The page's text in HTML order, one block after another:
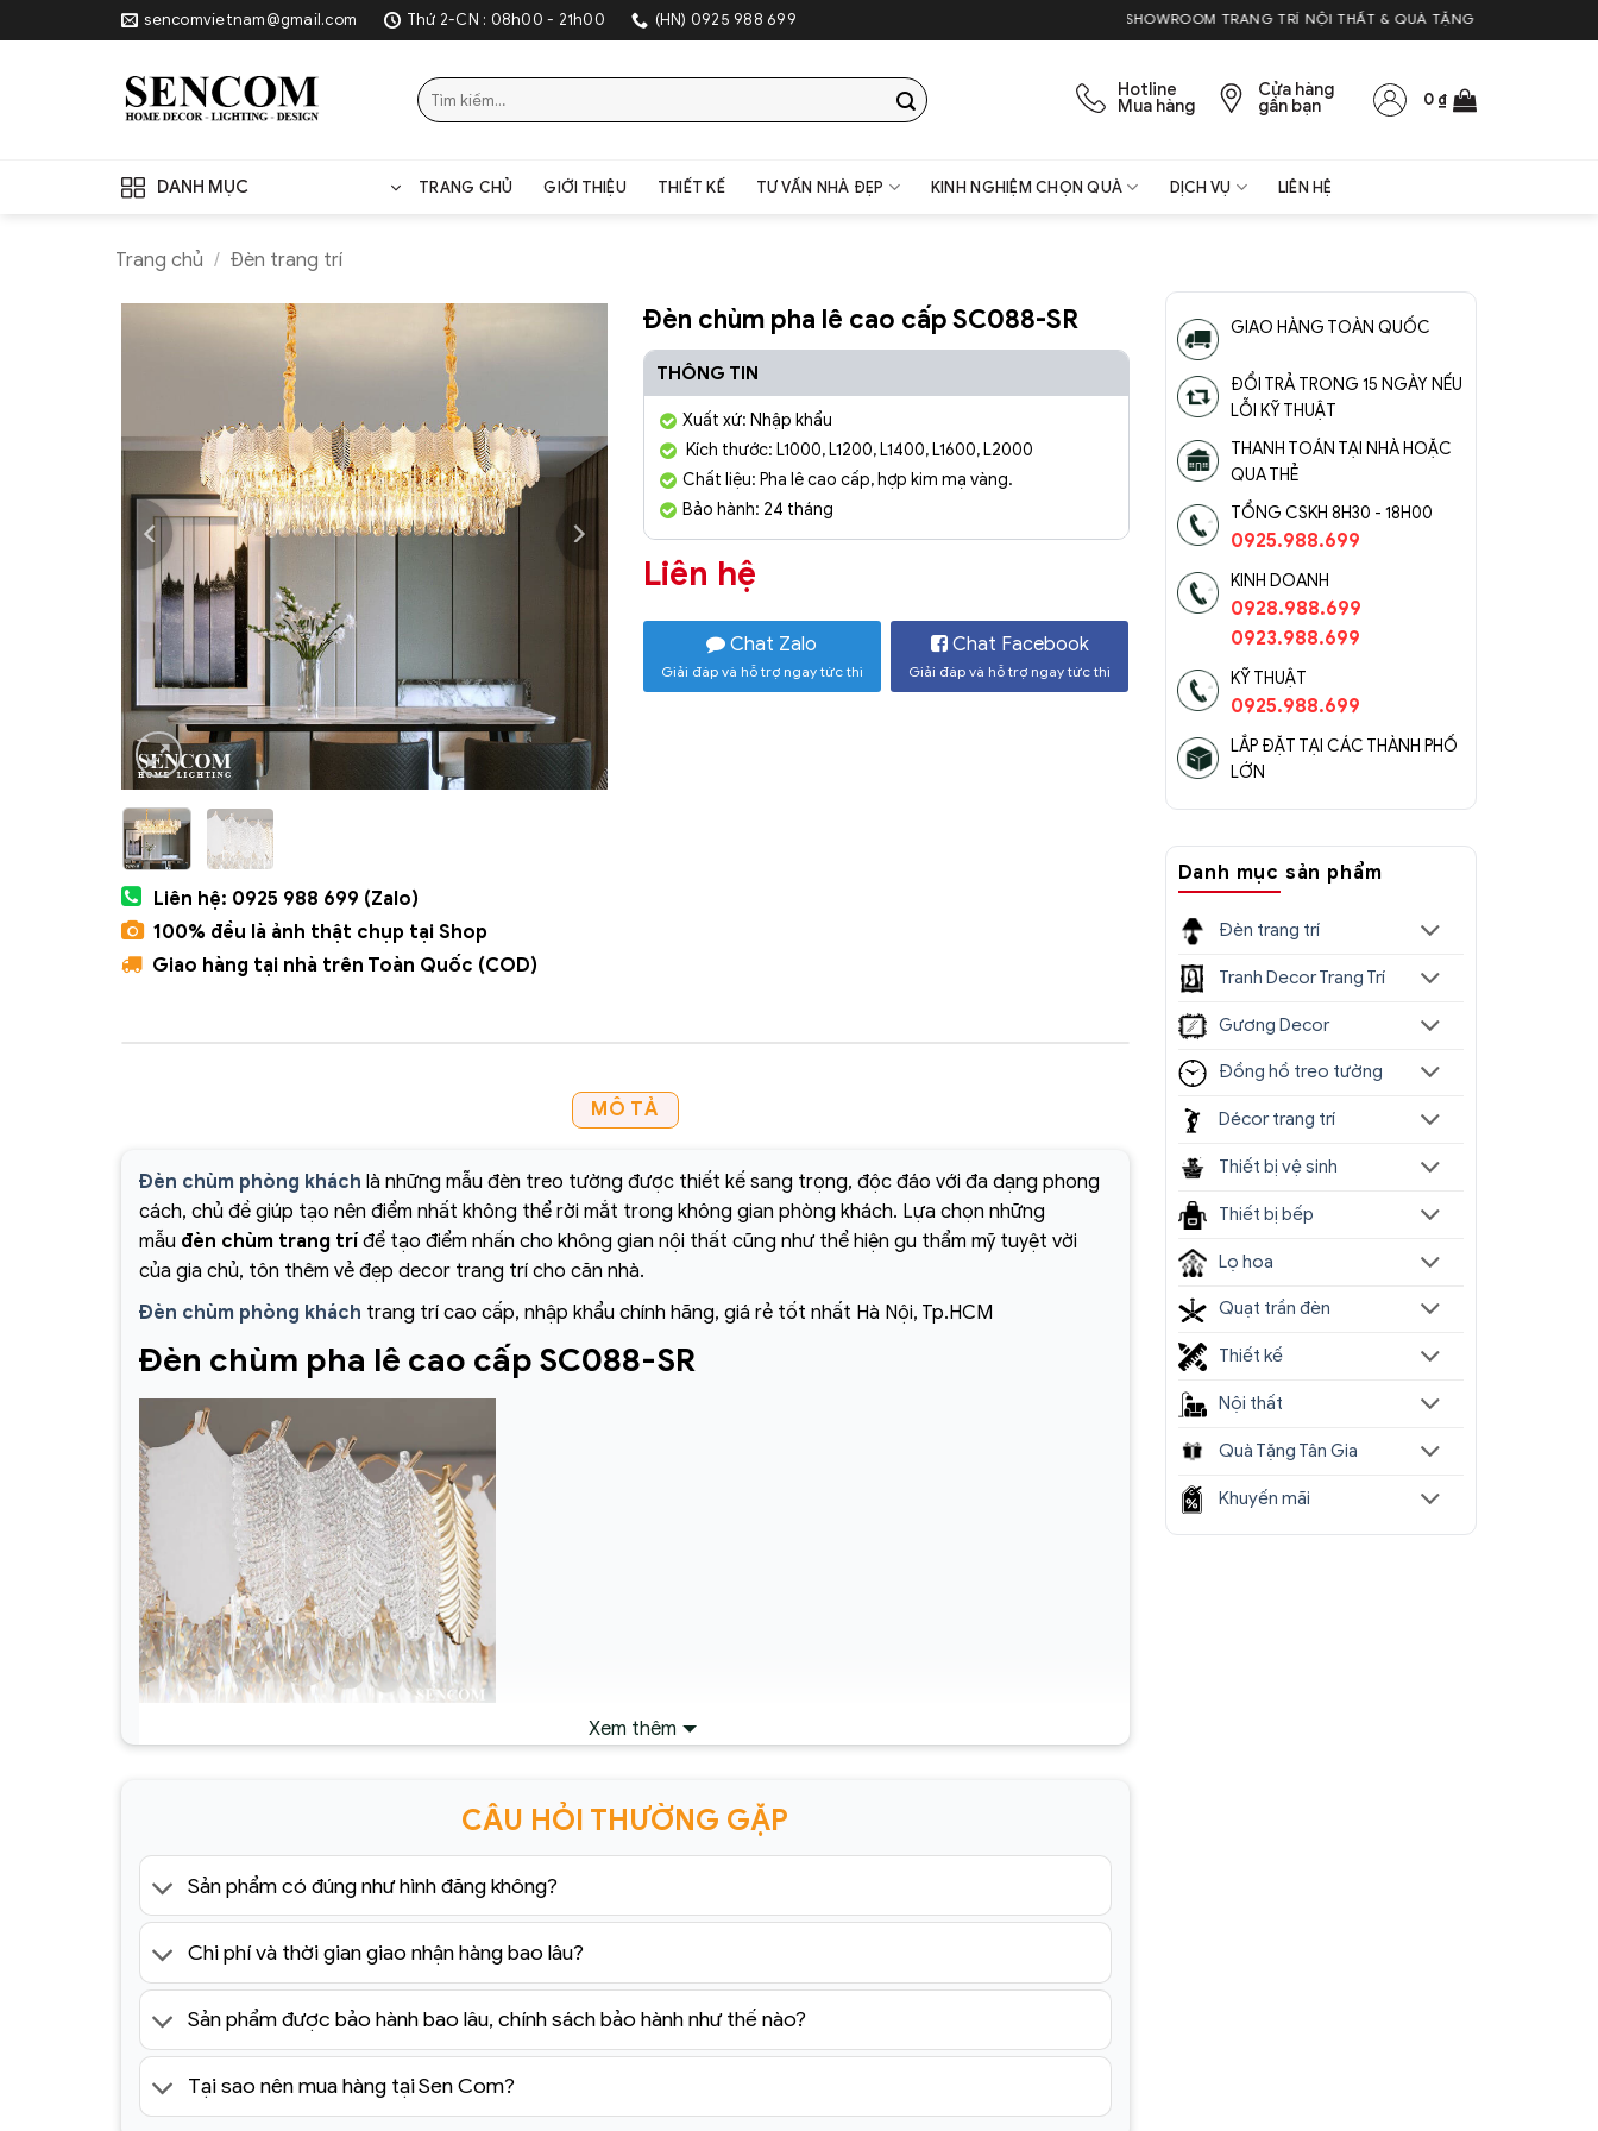
to
sencomvietnam@gmail.com Thứ 2-CN : 08h00 - 21h00 (HN) 0925 988 699 SHOWROOM TRANG TRÍ NỘI THẤT & QUÀ TẶNG
Tìm
kiếm:
Hotline
Mua hàng
Cửa hàng
gần bạn 0 ₫
DANH MỤC TRANG CHỦ GIỚI THIỆU THIẾT KẾ TƯ VẤN NHÀ ĐẸP KINH NGHIỆM CHỌN QUÀ DỊCH VỤ LIÊN HỆ
Trang chủ / Đèn trang trí
Liên hệ: 0925 988 699 (Zalo)
100% đều là ảnh thật chụp tại Shop
Giao hàng tại nhà trên Toàn Quốc (COD)
Đèn chùm pha lê cao cấp SC088-SR
THÔNG TIN
Xuất xứ: Nhập khẩu
Kích thước: L1000, L1200, L1400, L1600, L2000
Chất liệu: Pha lê cao cấp, hợp kim mạ vàng.
Bảo hành: 24 tháng
Liên hệ
Chat Zalo
Giải đáp và hỗ trợ ngay tức thì
Chat Facebook
Giải đáp và hỗ trợ ngay tức thì
MÔ TẢ
Đèn chùm phòng khách là những mẫu đèn treo tường được thiết kế sang trọng, độc đáo với đa dạng phong
cách, chủ đề giúp tạo nên điểm nhất không thể rời mắt trong không gian phòng khách. Lựa chọn những
mẫu đèn chùm trang trí để tạo điểm nhấn cho không gian nội thất cũng như thể hiện gu thẩm mỹ tuyệt vời
của gia chủ, tôn thêm vẻ đẹp decor trang trí cho căn nhà.
Đèn chùm phòng khách trang trí cao cấp, nhập khẩu chính hãng, giá rẻ tốt nhất Hà Nội, Tp.HCM
Đèn chùm pha lê cao cấp SC088-SR
Xem thêm
CÂU HỎI THƯỜNG GẶP
Sản phẩm có đúng như hình đăng không?
Chi phí và thời gian giao nhận hàng bao lâu?
Sản phẩm được bảo hành bao lâu, chính sách bảo hành như thế nào?
Tại sao nên mua hàng tại Sen Com?
GIAO HÀNG TOÀN QUỐC
ĐỔI TRẢ TRONG 15 NGÀY NẾU
LỖI KỸ THUẬT
THANH TOÁN TẠI NHÀ HOẶC
QUA THẺ
TỔNG CSKH 8H30 - 18H00
0925.988.699
KINH DOANH
0928.988.699
0923.988.699
KỸ THUẬT
0925.988.699
LẮP ĐẶT TẠI CÁC THÀNH PHỐ
LỚN
Danh mục sản phẩm
Đèn trang trí
Tranh Decor Trang Trí
Gương Decor
Đồng hồ treo tường
Décor trang trí
Thiết bị vệ sinh
Thiết bị bếp
Lọ hoa
Quạt trần đèn
Thiết kế
Nội thất
Quà Tặng Tân Gia
Khuyến mãi